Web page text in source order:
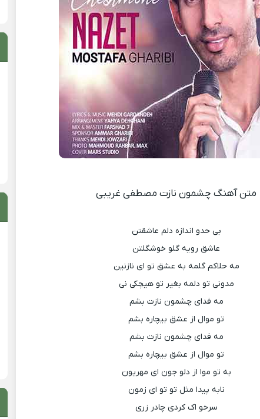
متن آهنگ چشمون نازت مصطفی غریبی
بی حدو اندازه دلم عاشقتن
عاشق رویه گلو خوشگلتن
مه حلاکم گلمه به عشق تو ای نازنین
مدونی تو دلمه بغیر تو هیچکی نی
مه فدای چشمون نازت بشم
تو موال از عشق بیچاره بشم
مه فدای چشمون نازت بشم
تو موال از عشق بیچاره بشم
به تو موا از دلو جون ای مهریون
نابه پیدا مثل تو تو ای زمون
سرخو اک کردی چادر زری